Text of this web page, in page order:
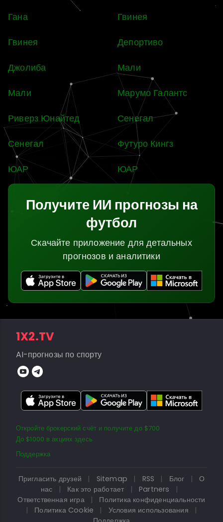
Гана Гвинея
Гвинея Депортиво
Джолиба Мали
Мали Марумо Галантс
Риверз Юнайтед Сенегал
Сенегал Футуро Кингз
ЮАР ЮАР
Получите ИИ прогнозы на
футбол
Скачайте приложение для детальных
прогнозов и аналитики
1X2.TV
AI-прогнозы по спорту
Откройте брокерский счёт и получите до $700
До $1000 в акциях здесь
Поддержка
Пригласить друзей | Sitemap | RSS | Блог |
О
нас
| Как это работает | Partners
|
Ответственная игра
|
Политика конфиденциальности
|
Политика Cookie | Условия использования
|